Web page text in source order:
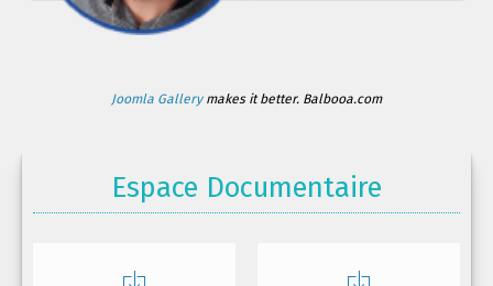
Joomla Gallerymakes it better. Balbooa.com
Espace Documentaire